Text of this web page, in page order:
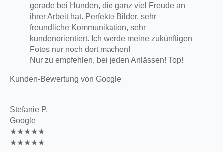
gerade bei Hunden, die ganz viel Freude an
ihrer Arbeit hat. Perfekte Bilder, sehr
freundliche Kommunikation, sehr
kundenorientiert. Ich werde meine zukünftigen
Fotos nur noch dort machen!
Nur zu empfehlen, bei jeden Anlässen! Top!
Kunden-Bewertung von Google
Stefanie P.
Google
★★★★★
★★★★★